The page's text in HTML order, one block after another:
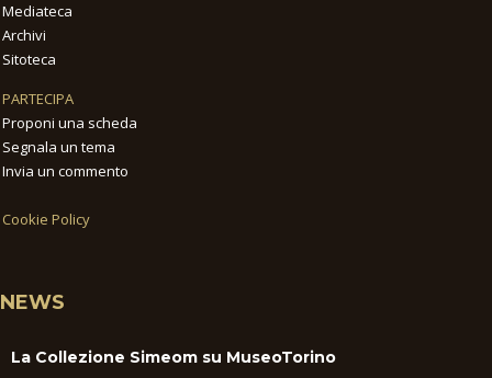
Mediateca
Archivi
Sitoteca
PARTECIPA
Proponi una scheda
Segnala un tema
Invia un commento
Cookie Policy
NEWS
La Collezione Simeom su MuseoTorino